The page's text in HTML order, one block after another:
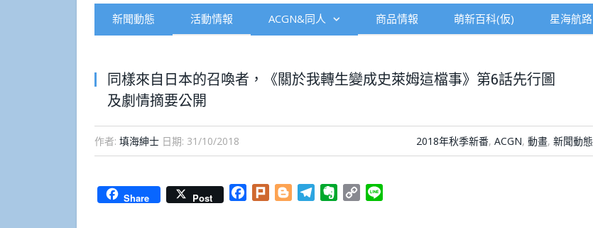
新聞動態 活動情報 ACGN&同人 商品情報 萌新百科(仮) 星海航路
同樣來自日本的召喚者，《關於我轉生變成史萊姆這檔事》第6話先行圖
及劇情摘要公開
作者: 填海紳士 日期: 31/10/2018 2018年秋季新番, ACGN, 動畫, 新聞動態
Share Post Facebook
Plurk BloggerTelegramEvernote
Copy